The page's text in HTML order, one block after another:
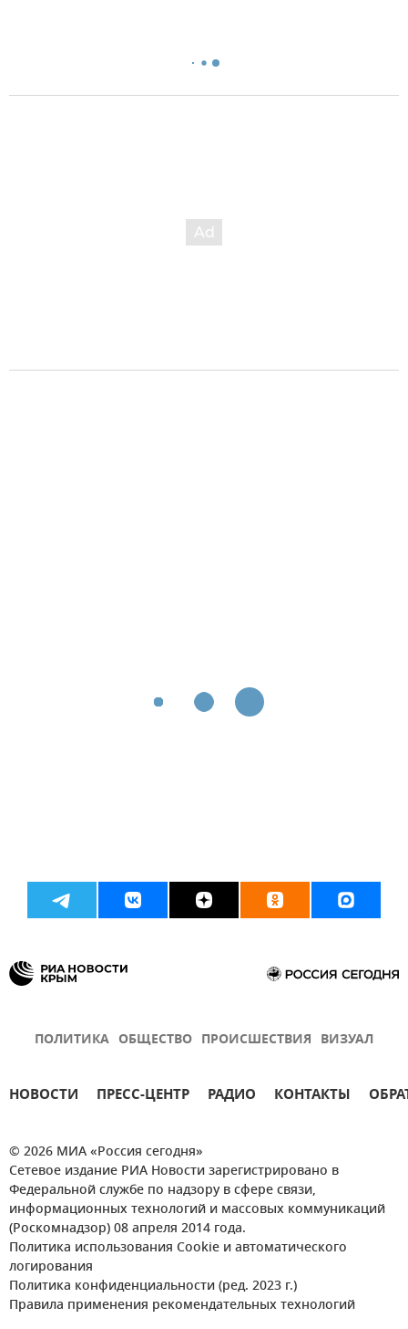
ПОЛИТИКА ОБЩЕСТВО ПРОИСШЕСТВИЯ ВИЗУАЛ
НОВОСТИ ПРЕСС-ЦЕНТР РАДИО КОНТАКТЫ
© 2026 МИА «Россия сегодня»
Сетевое издание РИА Новости зарегистрировано в
Федеральной службе по надзору в сфере связи,
информационных технологий и массовых коммуникаций
(Роскомнадзор) 08 апреля 2014 года.
Политика использования Cookie и автоматического
логирования
Политика конфиденциальности (ред. 2023 г.)
Правила применения рекомендательных технологий